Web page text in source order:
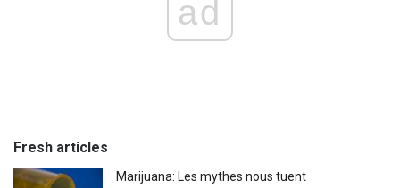
ad
Fresh articles
Marijuana: Les mythes nous tuent